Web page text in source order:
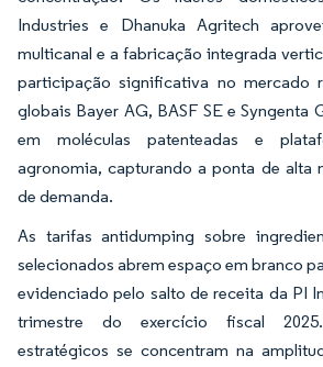
Industries e Dhanuka Agritech
multicanal e a fabricação integrada
participação significativa no mercado
globais Bayer AG, BASF SE e Syngenta
em moléculas patenteadas e
agronomia, capturando a ponta de alta
de demanda.
As tarifas antidumping sobre
selecionados abrem espaço em branco
evidenciado pelo salto de receita da PI
trimestre do exercício fiscal
estratégicos se concentram na